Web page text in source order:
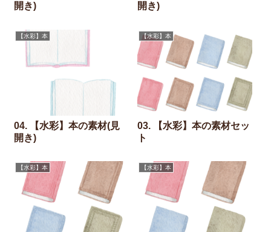
開き)
開き)
【水彩】本
04. 【水彩】本の素材(見
開き)
【水彩】本
03. 【水彩】本の素材セッ
ト
【水彩】本 【水彩】本